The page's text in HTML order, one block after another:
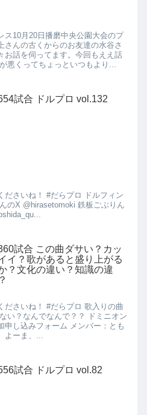
ス10月20日播磨中央公園大会のプ
さんの古くからのお友達の水谷さ
お話を伺ってます。今回もええ話
悪くってちょっといつもより...
試合 ドルプロ vol.132
さいね！ #だらプロ ドルフィン
のX @hirasetomoki 鉄板ごぶりん
試合 この曲ダサい？カッ
イ？歌があると盛り上がる
？文化の違い？知識の違
さいね！ #だらプロ 歌入りの曲
い？なんでなんで？？ ドミニオン
申し込みフォーム メンバー：とも
ーま、...
試合 ドルプロ vol.82